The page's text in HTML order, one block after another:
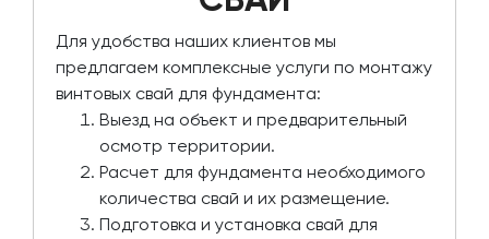
Для удобства наших клиентов мы
предлагаем комплексные услуги по монтажу
винтовых свай для фундамента:
Выезд на объект и предварительный
осмотр территории.
Расчет для фундамента необходимого
количества свай и их размещение.
Подготовка и установка свай для